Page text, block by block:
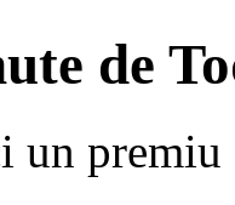
de
un premiu